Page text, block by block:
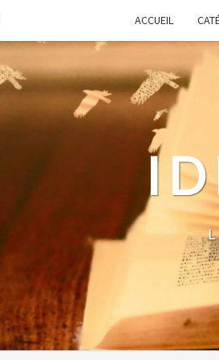
ACCUEIL